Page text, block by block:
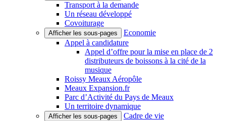
Transport à la demande
Un réseau développé
Covoiturage
Afficher les sous-pages
Economie
Appel à candidature
Appel d’offre pour la mise en place de 2
distributeurs de boissons à la cité de la
musique
Roissy Meaux Aéropôle
Meaux Expansion.fr
Parc d’Activité du Pays de Meaux
Un territoire dynamique
Afficher les sous-pages
Cadre de vie